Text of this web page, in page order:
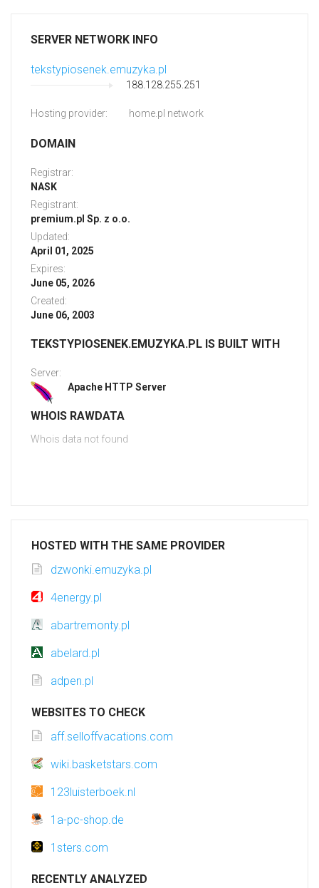
SERVER NETWORK INFO
tekstypiosenek.emuzyka.pl
188.128.255.251
Hosting provider: home.pl network
DOMAIN
Registrar:
NASK
Registrant:
premium.pl Sp. z o.o.
Updated:
April 01, 2025
Expires:
June 05, 2026
Created:
June 06, 2003
TEKSTYPIOSENEK.EMUZYKA.PL IS BUILT WITH
Server:
Apache HTTP Server
WHOIS RAWDATA
Whois data not found
HOSTED WITH THE SAME PROVIDER
dzwonki.emuzyka.pl
4energy.pl
abartremonty.pl
abelard.pl
adpen.pl
WEBSITES TO CHECK
aff.selloffvacations.com
wiki.basketstars.com
123luisterboek.nl
1a-pc-shop.de
1sters.com
RECENTLY ANALYZED